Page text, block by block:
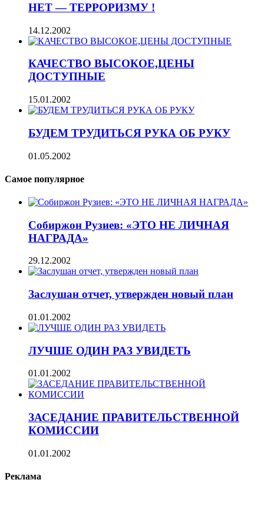
НЕТ — ТЕРРОРИЗМУ !
14.12.2002
КАЧЕСТВО ВЫСОКОЕ,ЦЕНЫ
ДОСТУПНЫЕ
15.01.2002
БУДЕМ ТРУДИТЬСЯ РУКА ОБ РУКУ
01.05.2002
Самое популярное
Собиржон Рузиев: «ЭТО НЕ ЛИЧНАЯ
НАГРАДА»
29.12.2002
Заслушан отчет, утвержден новый план
01.01.2002
ЛУЧШЕ ОДИН РАЗ УВИДЕТЬ
01.01.2002
ЗАСЕДАНИЕ ПРАВИТЕЛЬСТВЕННОЙ
КОМИССИИ
01.01.2002
Реклама